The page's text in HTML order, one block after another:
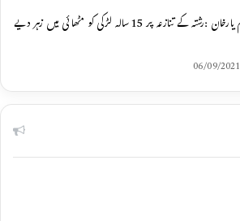
رحیم یارخان :رشتہ کے تنازعہ پر 15 سالہ لڑکی کو مٹھائی میں زہر دیے
06/09/2021